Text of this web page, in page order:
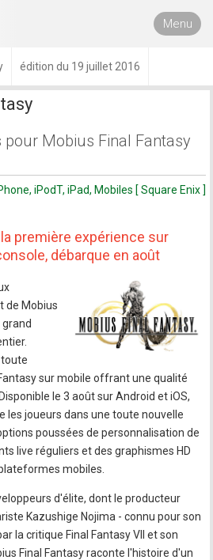
Menu
édition du 19 juillet 2016
Mobius Final Fantasy
iPodT, iPad, Mobiles [ Square Enix ]
première expérience sur
débarque en août
de Mobius
grand
toute
sur mobile offrant une qualité
le 3 août sur Android et iOS,
les joueurs dans une toute nouvelle
poussées de personnalisation de
live réguliers et des graphismes HD
mobiles.
d'élite, dont le producteur
Kazushige Nojima - connu pour son
la critique Final Fantasy VII et son
Final Fantasy raconte l'histoire d'un